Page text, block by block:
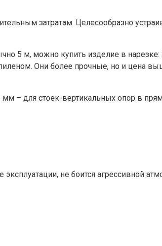
затратам. Целесообразно
5 м, можно купить изделие в
Они более прочные, но и цена
– для стоек-вертикальных опор в
не боится агрессивной